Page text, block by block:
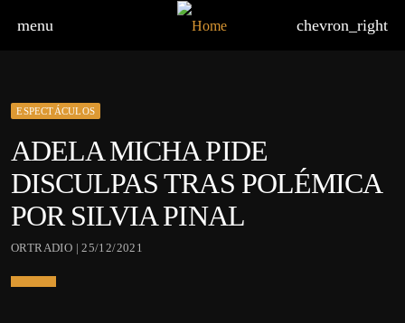
menu chevron_right
ESPECTÁCULOS
ADELA MICHA PIDE
DISCULPAS TRAS POLÉMICA
POR SILVIA PINAL
ORTRADIO | 25/12/2021